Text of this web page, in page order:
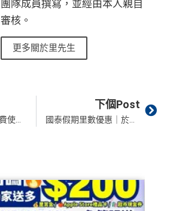
團隊成員撰寫，並經由本人親自
審核。
更多關於里先生
下個Post
國泰假期里數優惠｜於國泰指定網站預訂「機票+酒店」旅遊套票、酒店住宿及當地體驗賺高達3倍里數！用埋渣打國泰Mastercard一簽兩賺！